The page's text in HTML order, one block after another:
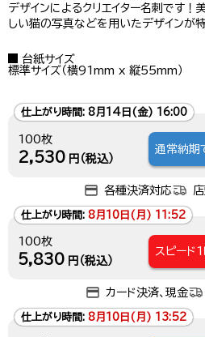
デザインによるクリエイター名刺です！
しい猫の写真などを用いたデザインが
台紙サイズ
標準サイズ（横91mm x 縦55mm）
仕上がり時間: 8月14日(金) 16:00
100枚
2,530 円（税込）
通常納期
各種決済対応
仕上がり時間: 8月10日(月) 11:52
100枚
5,830 円（税込）
スピード
カード決済、現金
仕上がり時間: 8月10日(月) 13:52